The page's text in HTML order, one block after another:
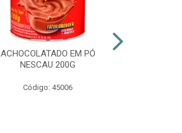
ACHOCOLATADO EM PÓ
NESCAU 200G
Código: 45006